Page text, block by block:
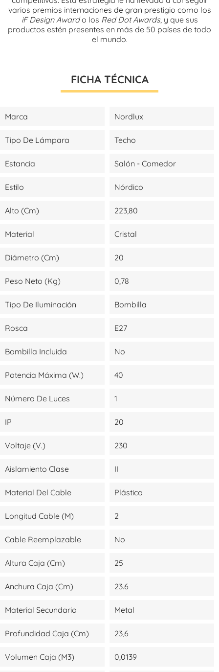
varios premios internaciones de gran prestigio como los
iF Design Awardo los Red Dot Awards, y que sus
productos estén presentes en más de 50 países de todo
el mundo.
FICHA TÉCNICA
Marca Nordlux
Tipo De Lámpara Techo
Estancia Salón - Comedor
Estilo Nórdico
Alto (cm) 223,80
Material Cristal
Diámetro (cm) 20
Peso Neto (kg) 0,78
Tipo De Iluminación Bombilla
Rosca E27
Bombilla Incluida No
Potencia Máxima (W.) 40
Número De Luces 1
IP 20
Voltaje (V.) 230
Aislamiento Clase II
Material Del Cable Plástico
Longitud Cable (m) 2
Cable Reemplazable No
Altura Caja (cm) 25
Anchura Caja (cm) 23.6
Material Secundario Metal
Profundidad Caja (cm) 23,6
Volumen Caja (m3) 0,0139